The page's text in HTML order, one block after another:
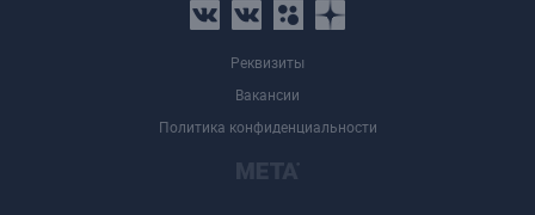
Реквизиты
Вакансии
Политика конфиденциальности